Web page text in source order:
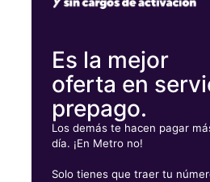
Es la mejor
oferta en
prepago.
Los demás te hacen pagar
día. ¡En Metro no!
Solo tienes que traer tu